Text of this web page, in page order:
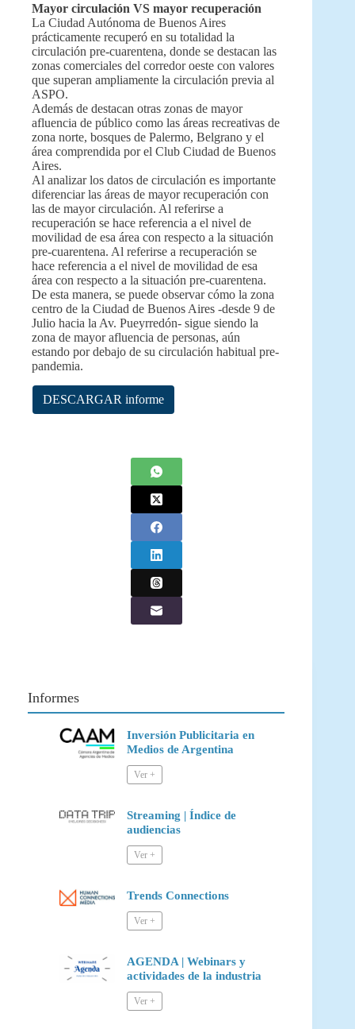
Mayor circulación VS mayor recuperación
La Ciudad Autónoma de Buenos Aires
prácticamente recuperó en su totalidad la
circulación pre-cuarentena, donde se destacan las
zonas comerciales del corredor oeste con valores
que superan ampliamente la circulación previa al
ASPO.
Además de destacan otras zonas de mayor
afluencia de público como las áreas recreativas de
zona norte, bosques de Palermo, Belgrano y el
área comprendida por el Club Ciudad de Buenos
Aires.
Al analizar los datos de circulación es importante
diferenciar las áreas de mayor recuperación con
las de mayor circulación. Al referirse a
recuperación se hace referencia a el nivel de
movilidad de esa área con respecto a la situación
pre-cuarentena. Al referirse a recuperación se
hace referencia a el nivel de movilidad de esa
área con respecto a la situación pre-cuarentena.
De esta manera, se puede observar cómo la zona
centro de la Ciudad de Buenos Aires -desde 9 de
Julio hacia la Av. Pueyrredón- sigue siendo la
zona de mayor afluencia de personas, aún
estando por debajo de su circulación habitual pre-
pandemia.
DESCARGAR informe
Informes
Inversión Publicitaria en
Medios de Argentina
Streaming | Índice de
audiencias
Trends Connections
AGENDA | Webinars y
actividades de la industria